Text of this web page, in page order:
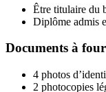
Être titulaire du
Diplôme admis
Documents à
4 photos
2 photocopies